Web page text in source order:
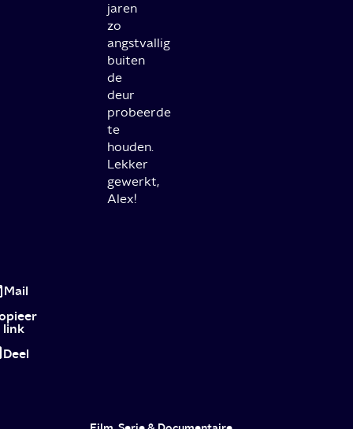
jaren
zo
angstvallig
buiten
de
deur
probeerde
te
houden.
Lekker
gewerkt,
Alex!
maffia
op
z'n
Russisch
Mail
link
Deel